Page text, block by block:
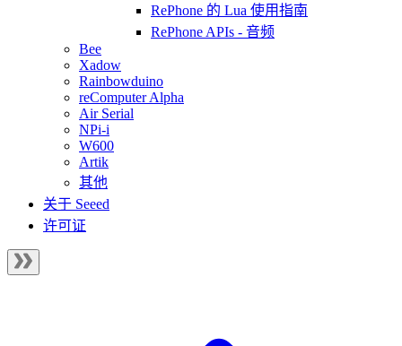
RePhone 的 Lua 使用指南
RePhone APIs - 音频
Bee
Xadow
Rainbowduino
reComputer Alpha
Air Serial
NPi-i
W600
Artik
其他
关于 Seeed
许可证